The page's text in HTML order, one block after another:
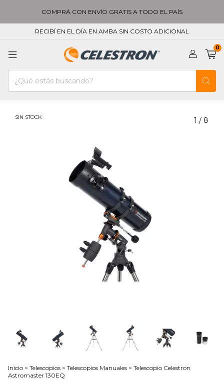
COMPRÁ CON ENVÍO GRATIS A TODO EL PAÍS
RECIBÍ EN EL DÍA EN AMBA SIN COSTO ADICIONAL
0
SIN STOCK 1 / 8
Inicio > Telescopios > Telescopios Manuales > Telescopio Celestron
Astromaster 130EQ